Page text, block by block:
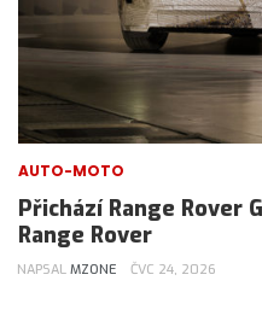
AUTO-MOTO
Přichází Range Rover
Range Rover
NAPSAL MZONE ČVC 24, 2026